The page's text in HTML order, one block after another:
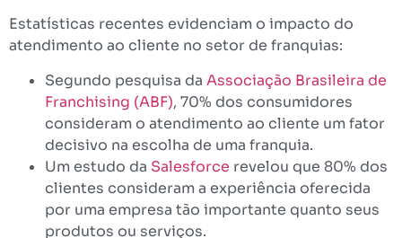
Estatísticas recentes evidenciam o impacto do
atendimento ao cliente no setor de franquias:
Segundo pesquisa da Associação Brasileira de
Franchising (ABF), 70% dos consumidores
consideram o atendimento ao cliente um fator
decisivo na escolha de uma franquia.
Um estudo da Salesforce revelou que 80% dos
clientes consideram a experiência oferecida
por uma empresa tão importante quanto seus
produtos ou serviços.